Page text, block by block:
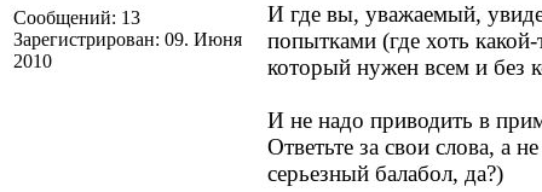
Сообщений: 13
Зарегистрирован: 09. Июня
2010
И где вы, уважаемый,
попытками (где хоть какой-
который нужен всем и без
И не надо приводить в
Ответьте за свои слова, а
серьезный балабол, да?)